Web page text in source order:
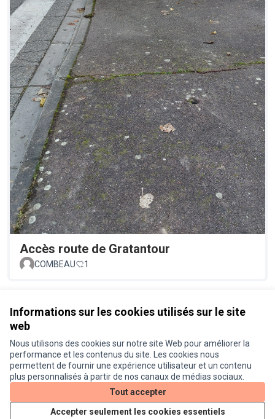
Informations sur les cookies utilisés sur le site
web
Nous utilisons des cookies sur notre site Web pour améliorer la
performance et les contenus du site. Les cookies nous
permettent de fournir une expérience utilisateur et un contenu
plus personnalisés à partir de nos canaux de médias sociaux.
Tout accepter
Accepter seulement les cookies essentiels
Accès route de Gratantour
COMBEAU 1
Conditions d'utilisation
Paramètres des cookies
Je participe ! sur X
(Lien externe)
Je participe ! sur Facebook
Je participe ! sur Instagram